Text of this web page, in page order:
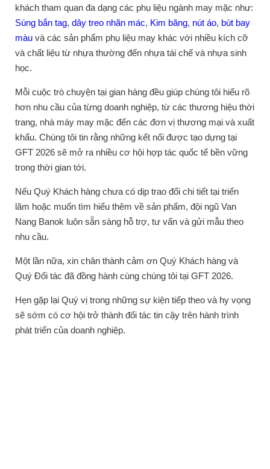
khách tham quan đa dạng các phụ liệu ngành may mặc như:
Súng bắn tag, dây treo nhãn mác, Kim băng, nút áo, bút bay
màu và các sản phẩm phụ liệu may khác với nhiều kích cỡ
và chất liệu từ nhựa thường đến nhựa tái chế và nhựa sinh
học.
Mỗi cuộc trò chuyện tại gian hàng đều giúp chúng tôi hiểu rõ
hơn nhu cầu của từng doanh nghiệp, từ các thương hiệu thời
trang, nhà máy may mặc đến các đơn vị thương mại và xuất
khẩu. Chúng tôi tin rằng những kết nối được tạo dựng tại
GFT 2026 sẽ mở ra nhiều cơ hội hợp tác quốc tế bền vững
trong thời gian tới.
Nếu Quý Khách hàng chưa có dịp trao đổi chi tiết tại triển
lãm hoặc muốn tìm hiểu thêm về sản phẩm, đội ngũ Van
Nang Banok luôn sẵn sàng hỗ trợ, tư vấn và gửi mẫu theo
nhu cầu.
Một lần nữa, xin chân thành cảm ơn Quý Khách hàng và
Quý Đối tác đã đồng hành cùng chúng tôi tại GFT 2026.
Hẹn gặp lại Quý vị trong những sự kiện tiếp theo và hy vọng
sẽ sớm có cơ hội trở thành đối tác tin cậy trên hành trình
phát triển của doanh nghiệp.